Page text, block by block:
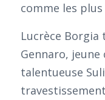
comme les
Lucrèce Borgia
Gennaro,
talentueuse